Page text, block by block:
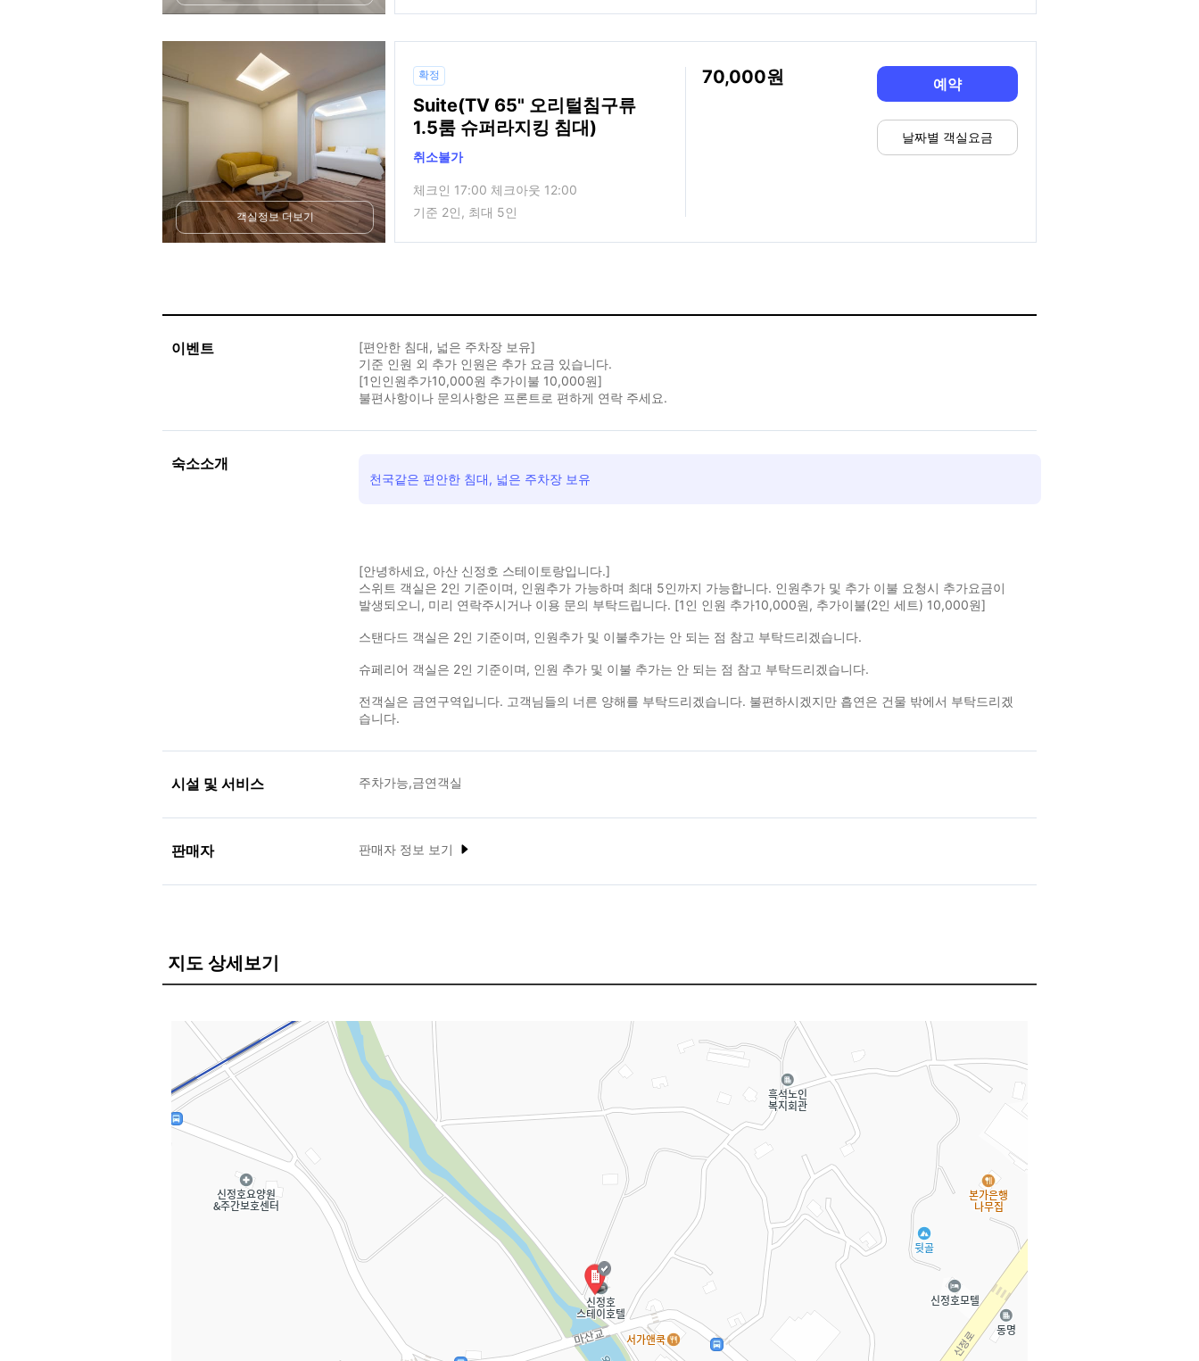
객실정보 더보기
확정
Suite(TV 65" 오리털침구류
1.5룸 슈퍼라지킹 침대)
취소불가
체크인 17:00 체크아웃 12:00
기준 2인, 최대 5인
70,000 예약
날짜별 객실요금
이벤트
[편안한 침대, 넓은 주차장 보유]
기준 인원 외 추가 인원은 추가 요금 있습니다.
[1인인원추가10,000원 추가이불 10,000원]
불편사항이나 문의사항은 프론트로 편하게 연락 주세요.
숙소소개
천국같은 편안한 침대, 넓은 주차장 보유
[안녕하세요, 아산 신정호 스테이토랑입니다.]
스위트 객실은 2인 기준이며, 인원추가 가능하며 최대 5인까지 가능합니다. 인원추가 및 추가 이불 요청시 추가요금이
발생되오니, 미리 연락주시거나 이용 문의 부탁드립니다. [1인 인원 추가10,000원, 추가이불(2인 세트) 10,000원]
스탠다드 객실은 2인 기준이며, 인원추가 및 이불추가는 안 되는 점 참고 부탁드리겠습니다.
슈페리어 객실은 2인 기준이며, 인원 추가 및 이불 추가는 안 되는 점 참고 부탁드리겠습니다.
전객실은 금연구역입니다. 고객님들의 너른 양해를 부탁드리겠습니다. 불편하시겠지만 흡연은 건물 밖에서 부탁드리겠
습니다.
시설 및 서비스 주차가능,금연객실
판매자 판매자 정보 보기
지도 상세보기